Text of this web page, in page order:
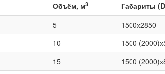
Объём, м3
Габариты
5
1500х2850
10
1500
15
1500